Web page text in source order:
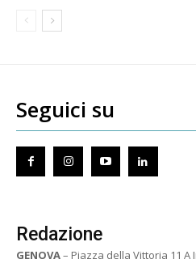
Seguici su
Redazione
GENOVA– Piazza della Vittoria 11 A